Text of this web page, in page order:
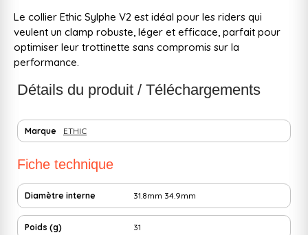
Le collier Ethic Sylphe V2 est idéal pour les riders qui
veulent un clamp robuste, léger et efficace, parfait pour
optimiser leur trottinette sans compromis sur la
performance.
Détails du produit / Téléchargements
Marque ETHIC
Fiche technique
Diamètre interne 31.8mm 34.9mm
Poids (g) 31